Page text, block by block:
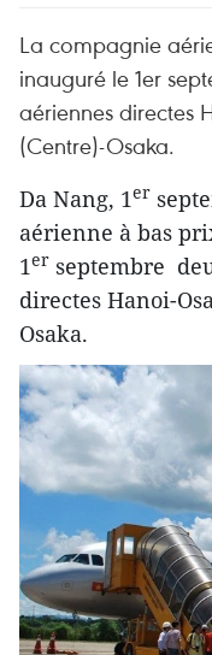
La compagnie
inauguré le 1er
aériennes directes
(Centre)-Osaka.
Da Nang, 1er
aérienne à bas
1er septembre
directes Hanoi-
Osaka.